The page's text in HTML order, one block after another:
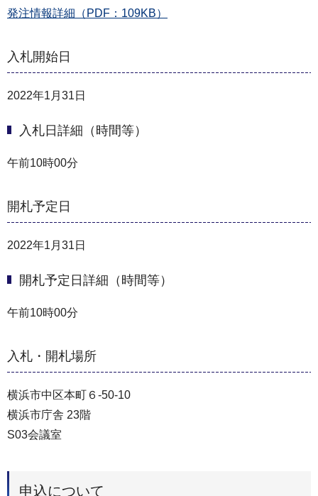
発注情報詳細（PDF：109KB）
入札開始日
2022年1月31日
入札日詳細（時間等）
午前10時00分
開札予定日
2022年1月31日
開札予定日詳細（時間等）
午前10時00分
入札・開札場所
横浜市中区本町６-50-10
横浜市庁舎 23階
S03会議室
申込について